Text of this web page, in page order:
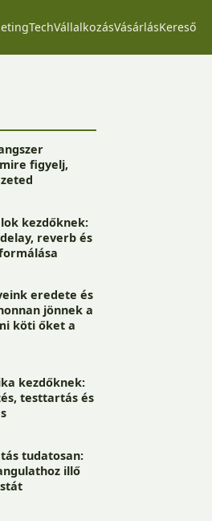
TechVállalkozásVásárlásKereső
figyelj,
kezdőknek:
reverb és
eredete és
jönnek a
köti őket a
kezdőknek:
testtartás és
tudatosan:
illő